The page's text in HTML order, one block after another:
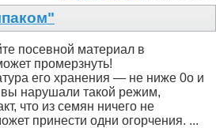
посевной материал в
промерзнуть!
его хранения — не ниже 0о и
нарушали такой режим,
что из семян ничего не
принести одни огорчения. ...